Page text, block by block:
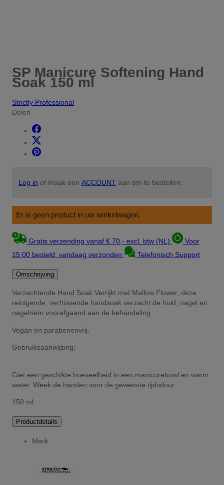
SP Manicure Softening Hand
Soak 150 ml
Strictly Professional
Delen
Log in of maak een ACCOUNT aan om te bestellen.
Er is geen product in uw winkelwagen.
Gratis verzending vanaf € 70,- excl. btw (NL)
Voor
15:00 besteld, vandaag verzonden
Telefonisch Support
Omschrijving
Verzachtende Hand Soak Verrijkt met Mallow Flower, deze
reinigende, verfrissende handsoak verzacht de huid, nagel en
nagelriem voorafgaand aan de behandeling.
Vegan en parabenenvrij.
Gebruiksaanwijzing:
Giet een geschikte hoeveelheid in een manicurebowl en warm
water. Week de handen voor de gewenste tijdsduur.
150 ml
Productdetails
Merk